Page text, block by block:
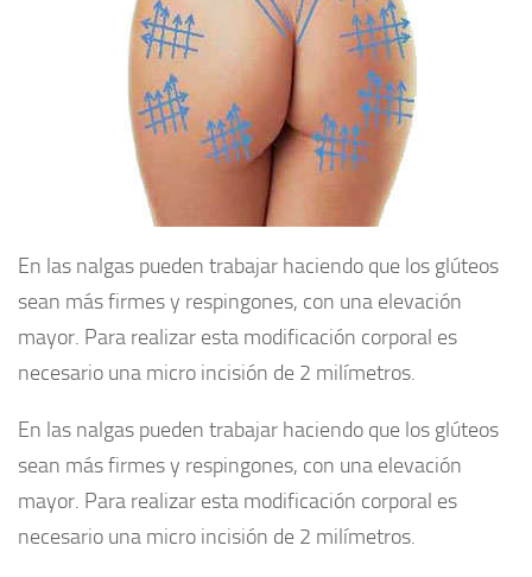
En las nalgas pueden trabajar haciendo que los glúteos
sean más firmes y respingones, con una elevación
mayor. Para realizar esta modificación corporal es
necesario una micro incisión de 2 milímetros.
En las nalgas pueden trabajar haciendo que los glúteos
sean más firmes y respingones, con una elevación
mayor. Para realizar esta modificación corporal es
necesario una micro incisión de 2 milímetros.